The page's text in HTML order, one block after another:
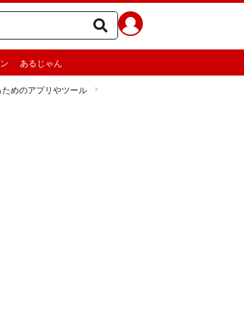
あるじゃん
めのアプリやツール